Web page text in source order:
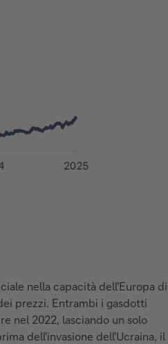
nella capacità dell'Europa di
prezzi. Entrambi i gasdotti
nel 2022, lasciando un solo
dell'invasione dell'Ucraina, il